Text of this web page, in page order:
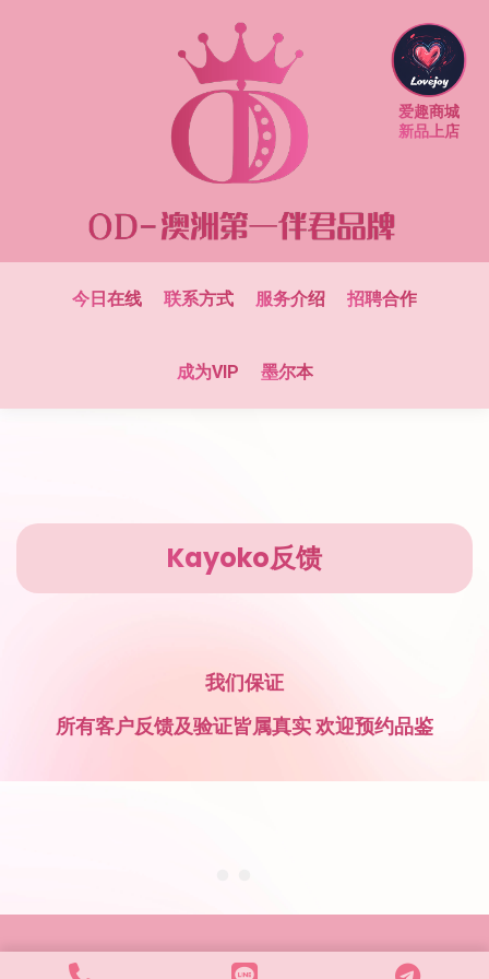
今日在线 联系方式 服务介绍 招聘合作
成为VIP 墨尔本
Kayoko反馈
我们保证
所有客户反馈及验证皆属真实 欢迎预约品鉴
爱趣商城
新品上店